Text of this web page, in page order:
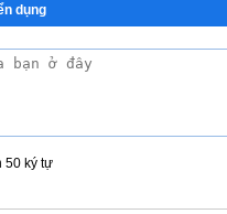
dụng
50 ký tự